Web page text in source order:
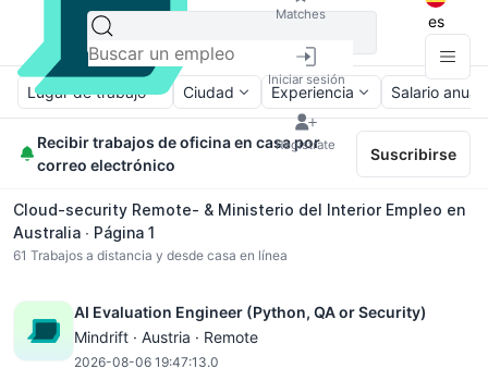
Matches
Iniciar sesión
Regístrate
es
Lugar de trabajo Ciudad Experiencia Salario anual
Recibir trabajos de oficina en casa por
correo electrónico
Suscribirse
Cloud-security Remote- & Ministerio del Interior Empleo en
Australia ∙ Página 1
61 Trabajos a distancia y desde casa en línea
AI Evaluation Engineer (Python, QA or Security)
Mindrift · Austria · Remote
2026-08-06 19:47:13.0